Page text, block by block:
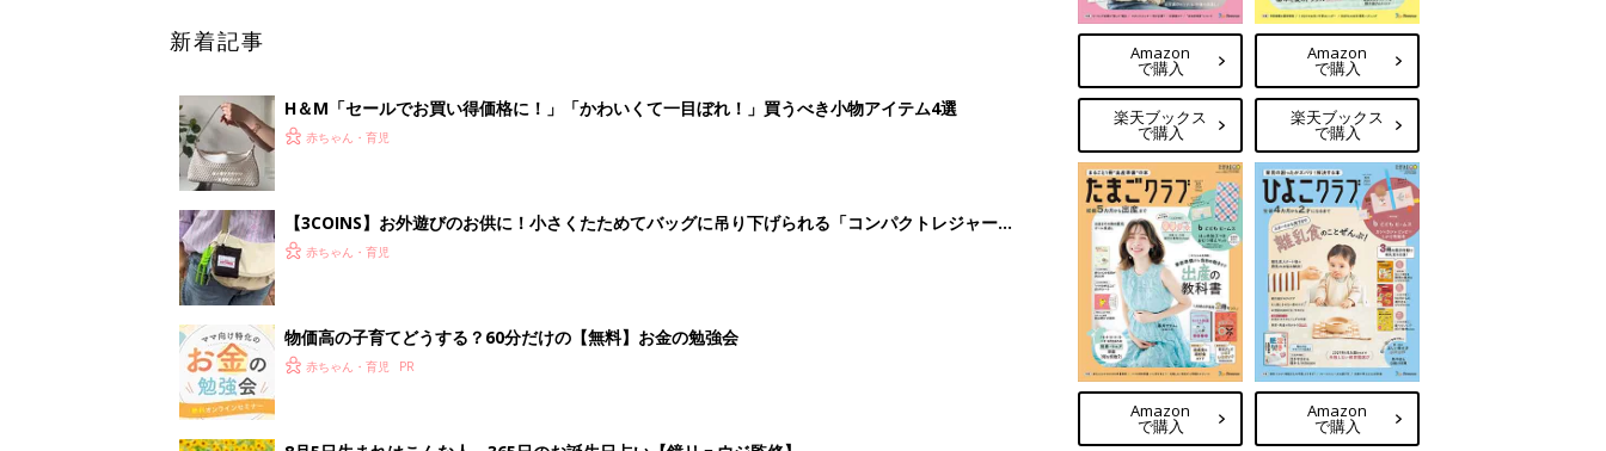
< 5 6 7 8 9 >
Amazon
で購入
楽天ブックス
で購入
Amazon
で購入
楽天ブックス
で購入
Amazon
で購入
Amazon
で購入